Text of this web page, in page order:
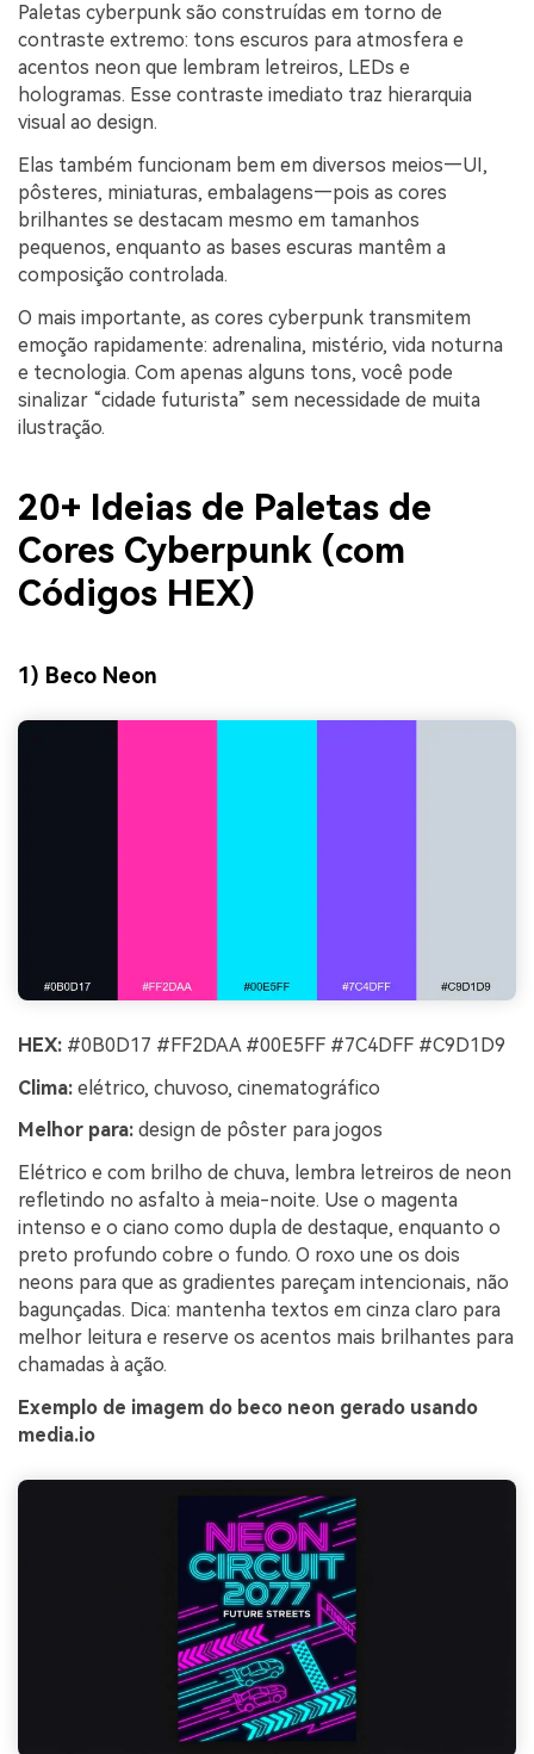
Paletas cyberpunk são construídas em torno de
contraste extremo: tons escuros para atmosfera e
acentos neon que lembram letreiros, LEDs e
hologramas. Esse contraste imediato traz hierarquia
visual ao design.
Elas também funcionam bem em diversos meios—UI,
pôsteres, miniaturas, embalagens—pois as cores
brilhantes se destacam mesmo em tamanhos
pequenos, enquanto as bases escuras mantêm a
composição controlada.
O mais importante, as cores cyberpunk transmitem
emoção rapidamente: adrenalina, mistério, vida noturna
e tecnologia. Com apenas alguns tons, você pode
sinalizar “cidade futurista” sem necessidade de muita
ilustração.
20+ Ideias de Paletas de
Cores Cyberpunk (com
Códigos HEX)
1) Beco Neon
HEX: #0B0D17 #FF2DAA #00E5FF #7C4DFF #C9D1D9
Clima: elétrico, chuvoso, cinematográfico
Melhor para: design de pôster para jogos
Elétrico e com brilho de chuva, lembra letreiros de neon
refletindo no asfalto à meia-noite. Use o magenta
intenso e o ciano como dupla de destaque, enquanto o
preto profundo cobre o fundo. O roxo une os dois
neons para que as gradientes pareçam intencionais, não
bagunçadas. Dica: mantenha textos em cinza claro para
melhor leitura e reserve os acentos mais brilhantes para
chamadas à ação.
Exemplo de imagem do beco neon gerado usando
media.io